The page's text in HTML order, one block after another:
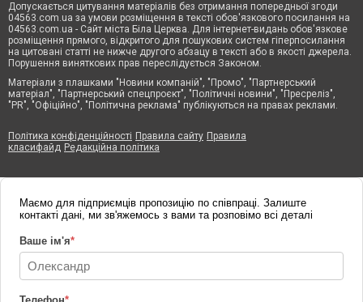
Допускається цитування матеріалів без отримання попередньої згоди
04563.com.ua за умови розміщення в тексті обов'язкового посилання на
04563.com.ua - Сайт міста Біла Церква. Для інтернет-видань обов'язкове
розміщення прямого, відкритого для пошукових систем гіперпосилання
на цитовані статті не нижче другого абзацу в тексті або в якості джерела.
Порушення виняткових прав переслідується Законом.
Матеріали з плашками "Новини компаній", "Промо", "Партнерський
матеріал", "Партнерський спецпроєкт", "Політичні новини", "Пресреліз",
"PR", "Офіційно", "Політична реклама" публікуються на правах реклами.
Політика конфіденційності Правила сайту Правила
класифайд Редакційна політика
Маємо для підприємців пропозицію по співпраці. Залиште
контакті дані, ми зв'яжемось з вами та розповімо всі деталі
Ваше ім'я*